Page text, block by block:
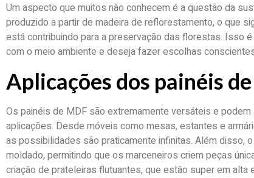
Um aspecto que muitos não conhecem é a questão da
produzido a partir de madeira de reflorestamento, o que
está contribuindo para a preservação das florestas. Isso
com o meio ambiente e deseja fazer escolhas
Aplicações dos painéis
Os painéis de MDF são extremamente versáteis e
aplicações. Desde móveis como mesas, estantes e
as possibilidades são praticamente infinitas. Além disso,
moldado, permitindo que os marceneiros criem peças
criação de prateleiras flutuantes, que estão super em alta